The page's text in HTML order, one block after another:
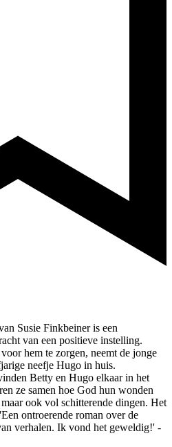
Susie Finkbeiner is een
van een positieve instelling.
hem te zorgen, neemt de jonge
neefje Hugo in huis.
Betty en Hugo elkaar in het
ze samen hoe God hun wonden
ook vol schitterende dingen. Het
ontroerende roman over de
verhalen. Ik vond het geweldig!' -